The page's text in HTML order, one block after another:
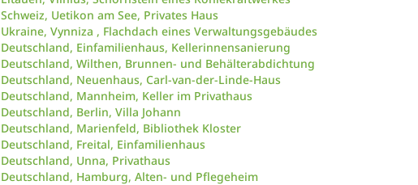
Schweiz, Uetikon am See, Privates Haus
Ukraine, Vynniza , Flachdach eines Verwaltungsgebäudes
Deutschland, Einfamilienhaus, Kellerinnensanierung
Deutschland, Wilthen, Brunnen- und Behälterabdichtung
Deutschland, Neuenhaus, Carl-van-der-Linde-Haus
Deutschland, Mannheim, Keller im Privathaus
Deutschland, Berlin, Villa Johann
Deutschland, Marienfeld, Bibliothek Kloster
Deutschland, Freital, Einfamilienhaus
Deutschland, Unna, Privathaus
Deutschland, Hamburg, Alten- und Pflegeheim